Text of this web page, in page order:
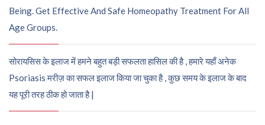
Being. Get Effective And Safe Homeopathy Treatment For All
Age Groups.
सोरायसिस के इलाज में हमने बहुत बड़ी सफलता हासिल की है , हमारे यहाँ अनेक
Psoriasis मरीज़ का सफल इलाज किया जा चुका है , कुछ समय के इलाज के बाद
यह पूरी तरह ठीक हो जाता है |